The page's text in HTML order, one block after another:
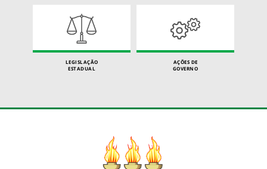
LEGISLAÇÃO
ESTADUAL
AÇÕES DE
GOVERNO